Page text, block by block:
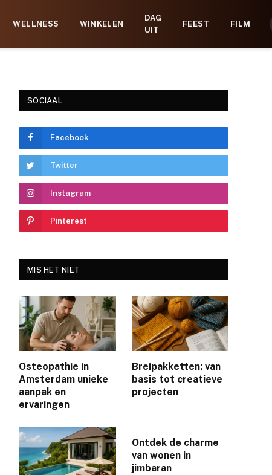
WELLNESS WINKELEN
DAG
UIT
FEEST FILM
SOCIAAL
Facebook
Twitter
Instagram
Pinterest
MIS HET NIET
Osteopathie in
Amsterdam unieke
aanpak en
ervaringen
Breipakketten: van
basis tot creatieve
projecten
Ontdek de charme
van wonen in
jimbaran